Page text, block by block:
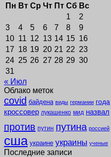
Пн Вт Ср Чт Пт Сб Вс
1
2
3
4 5 6 7 8
9
10 11 12 13 14 15 16
17 18 19 20 21 22 23
24 25 26 27 28 29 30
31
« Июл
Облако меток
covid байдена виды германии года
кроссовер лукашенко мид назвал
против путин путина россией
сша украине украины ученые
Последние записи